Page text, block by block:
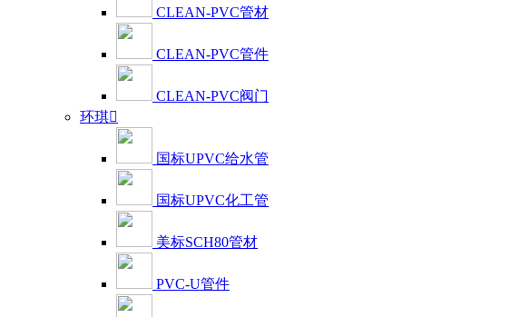
CLEAN-PVC管材
CLEAN-PVC管件
CLEAN-PVC阀门
环琪
国标UPVC给水管
国标UPVC化工管
美标SCH80管材
PVC-U管件